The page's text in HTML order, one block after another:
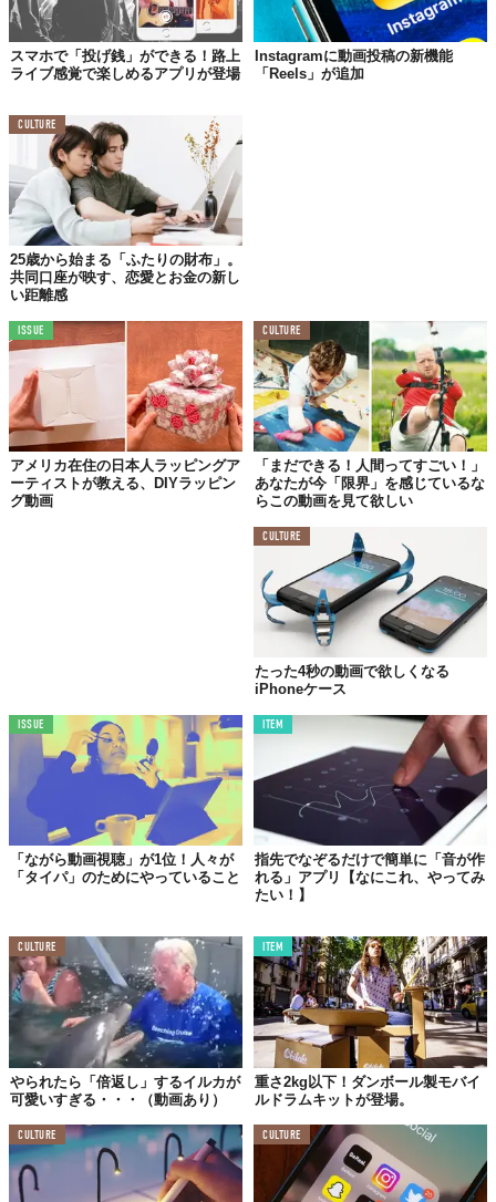
Reference: Mashable,Alexey Moiseenkov
Licensed material used with permission byjunk_e_cat
TABI LABO
この世界は、もっと広いはずだ。
スマホで「投げ銭」ができる！路上
ライブ感覚で楽しめるアプリが登場
Instagramに動画投稿の新機能
「Reels」が追加
CULTURE
25歳から始まる「ふたりの財布」。
共同口座が映す、恋愛とお金の新し
い距離感
ISSUE
アメリカ在住の日本人ラッピングア
ーティストが教える、DIYラッピン
グ動画
CULTURE
「まだできる！人間ってすごい！」
あなたが今「限界」を感じているな
らこの動画を見て欲しい
CULTURE
たった4秒の動画で欲しくなる
iPhoneケース
ISSUE
「ながら動画視聴」が1位！人々が
「タイパ」のためにやっていること
ITEM
指先でなぞるだけで簡単に「音が作
れる」アプリ【なにこれ、やってみ
たい！】
CULTURE
やられたら「倍返し」するイルカが
可愛いすぎる・・・（動画あり）
ITEM
重さ2kg以下！ダンボール製モバイ
ルドラムキットが登場。
CULTURE CULTURE